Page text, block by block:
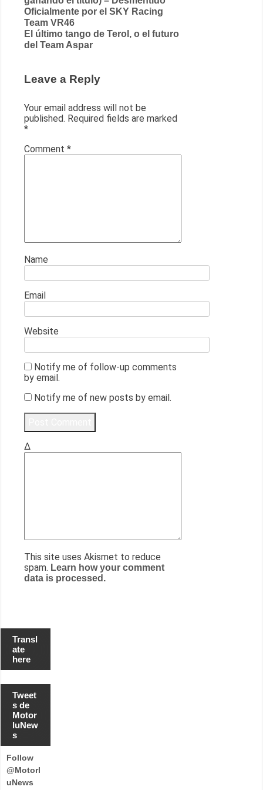
navigation
Oficialmente por el SKY Racing
Team VR46
El último tango de Terol, o el futuro
del Team Aspar
Leave a Reply
Your email address will not be
published. Required fields are marked
*
Comment *
Name
Email
Website
Notify me of follow-up comments
by email.
Notify me of new posts by email.
Δ
This site uses Akismet to reduce
spam. Learn how your comment
data is processed.
Transl
ate
here
Tweet
s de
Motor
luNew
s
Follow
@Motorl
uNews